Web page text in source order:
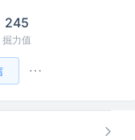
245
掘力值